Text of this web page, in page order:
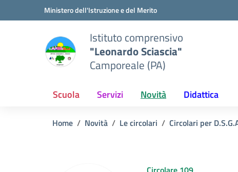
Vai ai contenuti
Vai al menu di navigazioneMinistero dell'Istruzione e del Merito
Istituto comprensivo
"Leonardo Sciascia"
Camporeale (PA)
Scuola Servizi Novità Didattica
Home Novità Le circolari Circolari per